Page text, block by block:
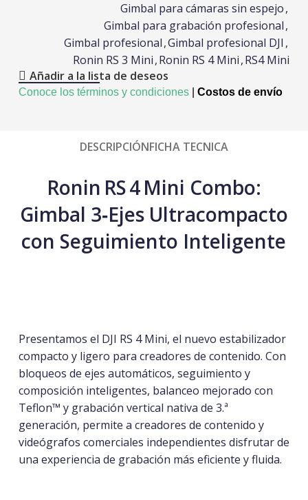
Gimbal para cámaras sin espejo,
Gimbal para grabación profesional,
Gimbal profesional,Gimbal profesional DJI ,
Ronin RS 3 Mini,Ronin RS 4 Mini,RS4 Mini
Añadir a la lista de deseos
Conoce los términos y condiciones| Costos de envío
DESCRIPCIÓNFICHA TECNICA
Ronin RS 4 Mini Combo:
Gimbal 3‑Ejes Ultracompacto
con Seguimiento Inteligente
Presentamos el DJI RS 4 Mini, el nuevo estabilizador
compacto y ligero para creadores de contenido. Con
bloqueos de ejes automáticos, seguimiento y
composición inteligentes, balanceo mejorado con
Teflon™ y grabación vertical nativa de 3.ª
generación, permite a creadores de contenido y
videógrafos comerciales independientes disfrutar de
una experiencia de grabación más eficiente y fluida.